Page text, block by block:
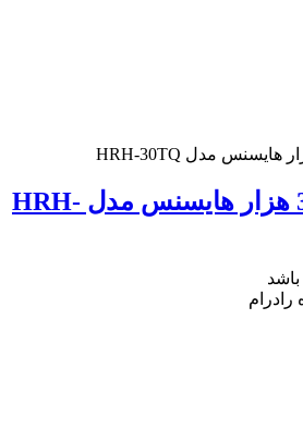
کولر گازی 30 هزار هایسنس مدل HRH-